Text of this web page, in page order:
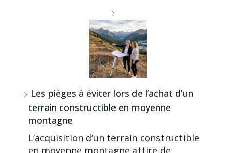
Les pièges à éviter lors de l’achat d’un
terrain constructible en moyenne
montagne
L’acquisition d’un terrain constructible